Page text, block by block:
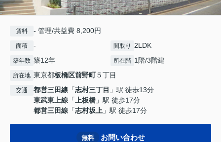
賃料 - 管理/共益費 8,200円
面積 - 間取り 2LDK
築年数 築12年 所在階 1階/3階建
所在地 東京都板橋区前野町５丁目
交通 都営三田線 「志村三丁目 」駅 徒歩13分
東武東上線 「 上板橋 」駅 徒歩17分
都営三田線 「志村坂上 」駅 徒歩17分
無料 お問い合わせ